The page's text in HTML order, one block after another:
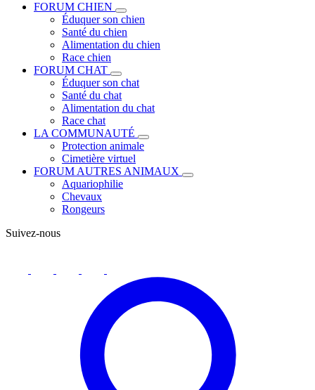
FORUM CHIEN
Éduquer son chien
Santé du chien
Alimentation du chien
Race chien
FORUM CHAT
Éduquer son chat
Santé du chat
Alimentation du chat
Race chat
LA COMMUNAUTÉ
Protection animale
Cimetière virtuel
FORUM AUTRES ANIMAUX
Aquariophilie
Chevaux
Rongeurs
Suivez-nous